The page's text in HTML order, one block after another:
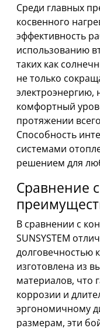
Среди главных
косвенного
эффективность
использованию
таких как
не только
электроэнергию,
комфортный
протяжении
Способность
системами
решением для
Сравнение
В сравнении с
SUNSYSTEM
долговечностью
изготовлена из
материалов, что
коррозии и
эргономичному
размерам, эти